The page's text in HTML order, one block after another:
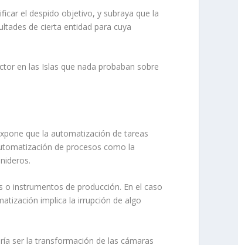
el despido objetivo, y subraya que la
de cierta entidad para cuya
en las Islas que nada probaban sobre
que la automatización de tareas
de procesos como la
o instrumentos de producción. En el caso
implica la irrupción de algo
ser la transformación de las cámaras